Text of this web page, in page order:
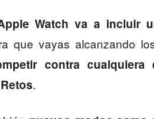
Watch va a incluir
que vayas alcanzando
contra
.